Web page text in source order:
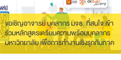
ขอเชิญอาจารย์ บุคลากร มจธ. ที่สนใจ เข้า
ร่วมหลักสูตรเตรียมความพร้อมบุคลากร
มหาวิทยาลัย เพื่อการทำงานเชิงรุกกับภาค
อุตสาหกรรม